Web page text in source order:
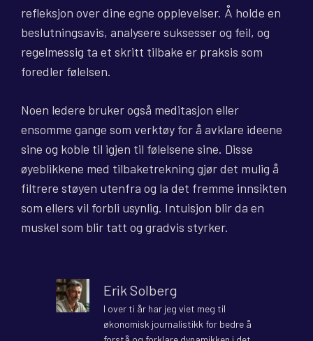
refleksjon over dine egne opplevelser. Å holde en
beslutningsavis, analysere suksesser og feil, og
regelmessig ta et skritt tilbake er praksis som
foredler følelsen.
Noen ledere bruker også meditasjon eller
ensomme gange som verktøy for å avklare ideene
sine og koble til igjen til følelsene sine. Disse
øyeblikkene med tilbaketrekning gjør det mulig å
filtrere støyen utenfra og la det fremme innsikten
som ellers vil forbli usynlig. Intuisjon blir da en
muskel som blir tatt og gradvis styrker.
Erik Solberg
I over ti år har jeg viet meg til
økonomisk journalistikk for bedre å